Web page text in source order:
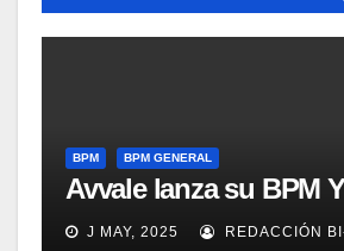
BPM BPM GENERAL
Avvale lanza su BPM
J MAY, 2025 REDACCIÓN